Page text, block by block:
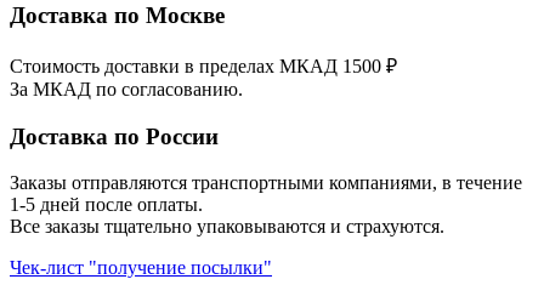
Доставка по Москве
Стоимость доставки в пределах МКАД 1500 ₽
За МКАД по согласованию.
Доставка по России
Заказы отправляются транспортными компаниями, в течение
1-5 дней после оплаты.
Все заказы тщательно упаковываются и страхуются.
Чек-лист "получение посылки"